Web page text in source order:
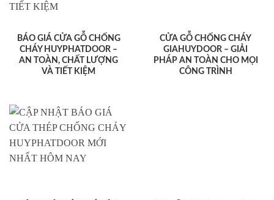
BÁO GIÁ CỬA GỖ CHỐNG
CHÁY HUYPHATDOOR –
AN TOÀN, CHẤT LƯỢNG
VÀ TIẾT KIỆM
CỬA GỖ CHỐNG CHÁY
GIAHUYDOOR – GIẢI
PHÁP AN TOÀN CHO MỌI
CÔNG TRÌNH